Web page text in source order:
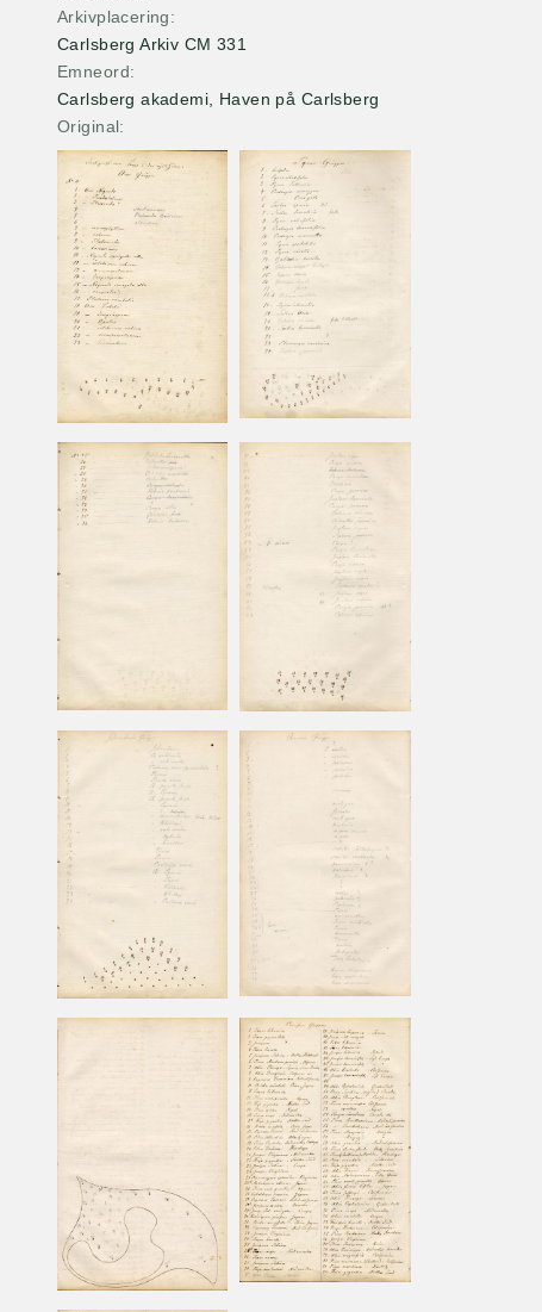
Arkivplacering
Carlsberg Arkiv CM 331
Emneord
Carlsberg akademi, Haven på Carlsberg
Original